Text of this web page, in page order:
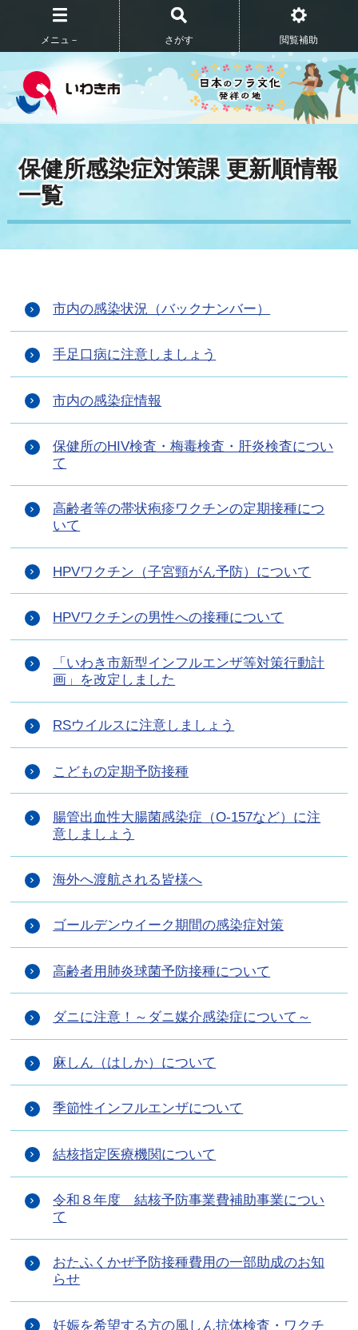
メニュ－ さがす 閲覧補助
保健所感染症対策課 更新順情報
一覧
市内の感染状況（バックナンバー）
手足口病に注意しましょう
市内の感染症情報
保健所のHIV検査・梅毒検査・肝炎検査につい
て
高齢者等の帯状疱疹ワクチンの定期接種につ
いて
HPVワクチン（子宮頸がん予防）について
HPVワクチンの男性への接種について
「いわき市新型インフルエンザ等対策行動計
画」を改定しました
RSウイルスに注意しましょう
こどもの定期予防接種
腸管出血性大腸菌感染症（O-157など）に注
意しましょう
海外へ渡航される皆様へ
ゴールデンウイーク期間の感染症対策
高齢者用肺炎球菌予防接種について
ダニに注意！～ダニ媒介感染症について～
麻しん（はしか）について
季節性インフルエンザについて
結核指定医療機関について
令和８年度 結核予防事業費補助事業につい
て
おたふくかぜ予防接種費用の一部助成のお知
らせ
妊娠を希望する方の風しん抗体検査・ワクチ